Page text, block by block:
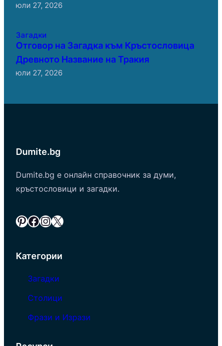
юли 27, 2026
Загадки
Отговор на Загадка към Кръстословица
Древното Название на Тракия
юли 27, 2026
Dumite.bg
Dumite.bg е онлайн справочник за думи,
кръстословици и загадки.
Pinterest Facebook InstagramX
Категории
Загадки
Столици
Фрази и Изрази